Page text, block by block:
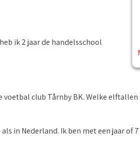
ik 2 jaar de handelsschool
voetbal club Tårnby BK. Welke
in Nederland. Ik ben met een jaar of